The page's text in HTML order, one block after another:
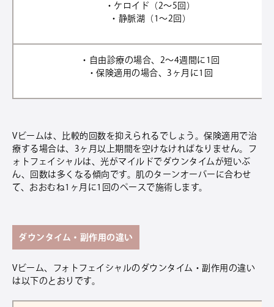
・ケロイド（2〜5回）
・静脈湖（1〜2回）
・自由診療の場合、2〜4週間に1回
・保険適用の場合、3ヶ月に1回
Vビームは、比較的回数を抑えられるでしょう。保険適用で治
療する場合は、3ヶ月以上期間を空けなければなりません。フ
ォトフェイシャルは、光がマイルドでダウンタイムが短いぶ
ん、回数は多くなる傾向です。肌のターンオーバーに合わせ
て、おおむね1ヶ月に1回のペースで施術します。
ダウンタイム・副作用の違い
Vビーム、フォトフェイシャルのダウンタイム・副作用の違い
は以下のとおりです。